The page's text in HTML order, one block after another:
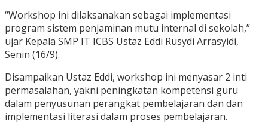
“Workshop ini dilaksanakan sebagai implementasi
program sistem penjaminan mutu internal di sekolah,”
ujar Kepala SMP IT ICBS Ustaz Eddi Rusydi Arrasyidi,
Senin (16/9).
Disampaikan Ustaz Eddi, workshop ini menyasar 2 inti
permasalahan, yakni peningkatan kompetensi guru
dalam penyusunan perangkat pembelajaran dan dan
implementasi literasi dalam proses pembelajaran.